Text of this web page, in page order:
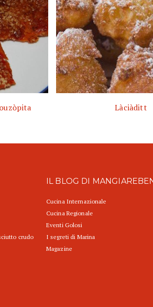
Làciàditt
crudo
IL BLOG DI
Cucina Internazionale
Cucina Regionale
Eventi Golosi
I segreti di Marina
Magazine